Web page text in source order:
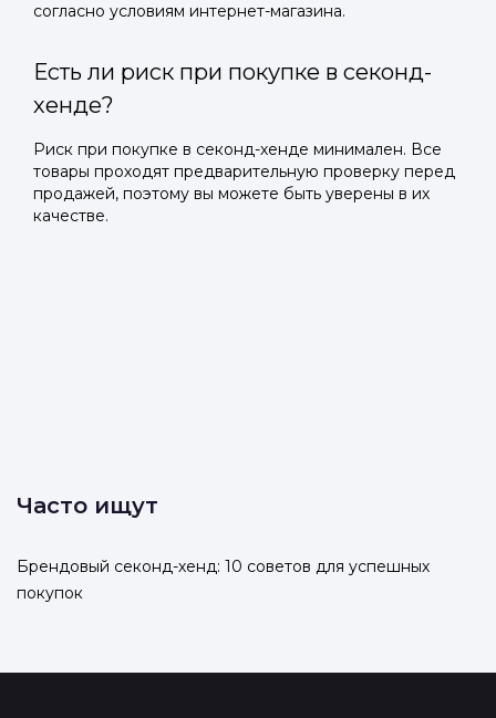
согласно условиям интернет-магазина.
Есть ли риск при покупке в секонд-
хенде?
Риск при покупке в секонд-хенде минимален. Все
товары проходят предварительную проверку перед
продажей, поэтому вы можете быть уверены в их
качестве.
Часто ищут
Брендовый секонд-хенд: 10 советов для успешных
покупок